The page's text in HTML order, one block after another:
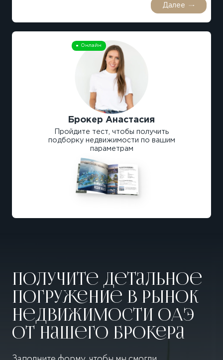
Далее
Онлайн
Брокер Анастасия
Пройдите тест, чтобы получить
подборку недвижимости по вашим
параметрам
Получите детальное
погружение в рынок
недвижимости ОАЭ
от нашего брокера